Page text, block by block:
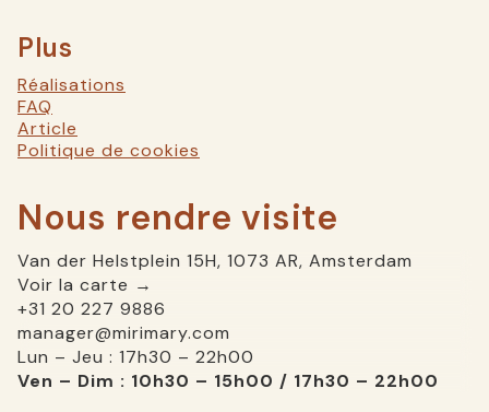
Plus
Réalisations
FAQ
Article
Politique de cookies
Nous rendre visite
Van der Helstplein 15H, 1073 AR, Amsterdam
Voir la carte →
+31 20 227 9886
manager@mirimary.com
Lun – Jeu : 17h30 – 22h00
Ven – Dim : 10h30 – 15h00 / 17h30 – 22h00